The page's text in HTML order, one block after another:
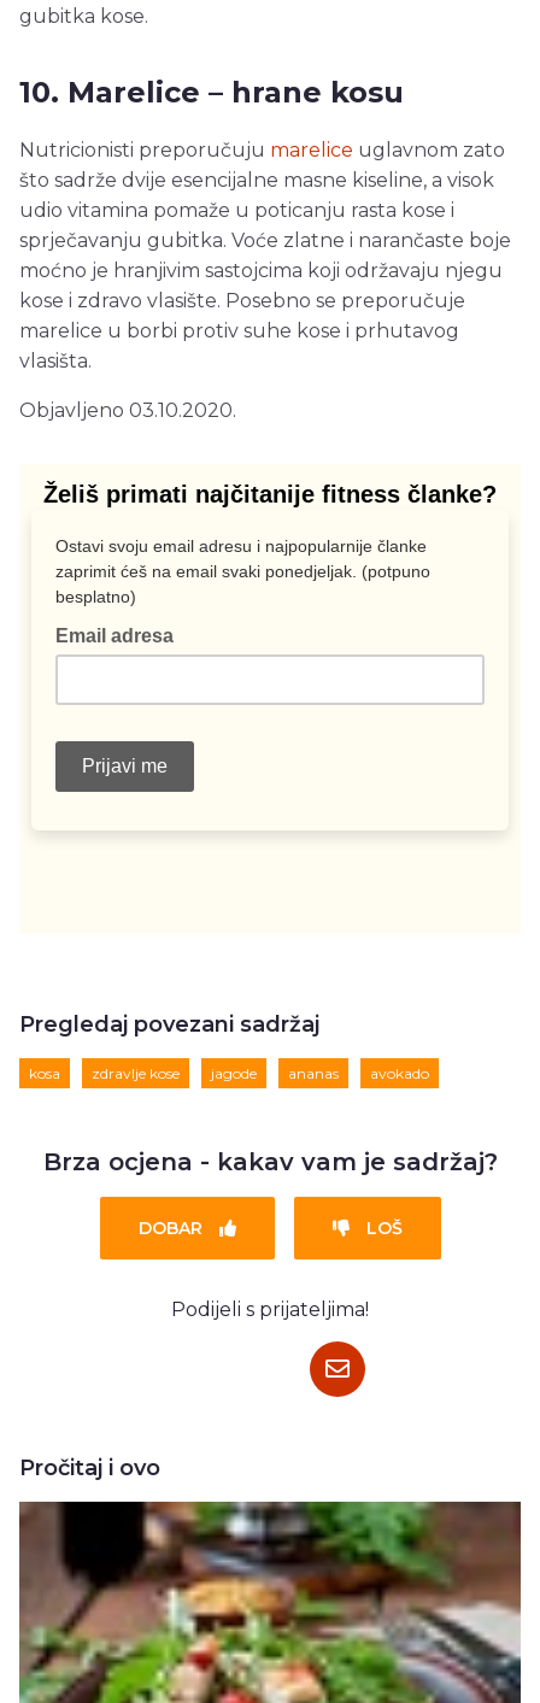
gubitka kose.
10. Marelice – hrane kosu
Nutricionisti preporučuju marelice uglavnom zato
što sadrže dvije esencijalne masne kiseline, a visok
udio vitamina pomaže u poticanju rasta kose i
sprječavanju gubitka. Voće zlatne i narančaste boje
moćno je hranjivim sastojcima koji održavaju njegu
kose i zdravo vlasište. Posebno se preporučuje
marelice u borbi protiv suhe kose i prhutavog
vlasišta.
Objavljeno 03.10.2020.
Pregledaj povezani sadržaj
kosa zdravlje kose jagode ananas avokado
Brza ocjena - kakav vam je sadržaj?
DOBAR LOŠ
Podijeli s prijateljima!
Pročitaj i ovo